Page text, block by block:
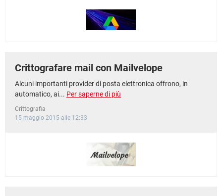
Crittografare mail con Mailvelope
Alcuni importanti provider di posta elettronica offrono, in
automatico, ai... Per saperne di più
Crittografia
15 maggio 2015 alle 12:33